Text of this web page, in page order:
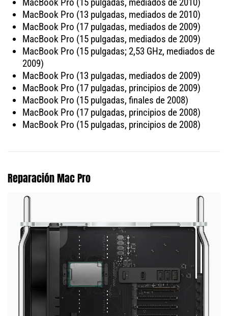
MacBook Pro (13 pulgadas, mediados de 2010)
MacBook Pro (17 pulgadas, mediados de 2009)
MacBook Pro (15 pulgadas, mediados de 2009)
MacBook Pro (15 pulgadas; 2,53 GHz, mediados de
2009)
MacBook Pro (13 pulgadas, mediados de 2009)
MacBook Pro (17 pulgadas, principios de 2009)
MacBook Pro (15 pulgadas, finales de 2008)
MacBook Pro (17 pulgadas, principios de 2008)
MacBook Pro (15 pulgadas, principios de 2008)
Reparación Mac Pro